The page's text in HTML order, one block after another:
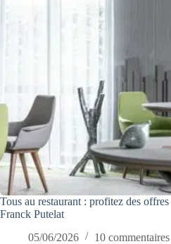
Tous au restaurant : profitez des
Franck Putelat
05/06/2026
10 commentaires